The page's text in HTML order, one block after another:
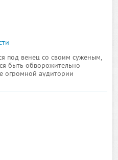
под венец со своим суженым,
быть обворожительно
огромной аудитории
элегантного и